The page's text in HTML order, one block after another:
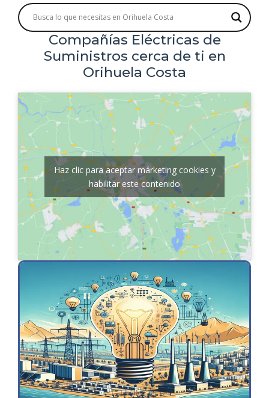
Compañías Eléctricas de
Suministros cerca de ti en
Orihuela Costa
Haz clic para aceptar márketing cookies y
habilitar este contenido